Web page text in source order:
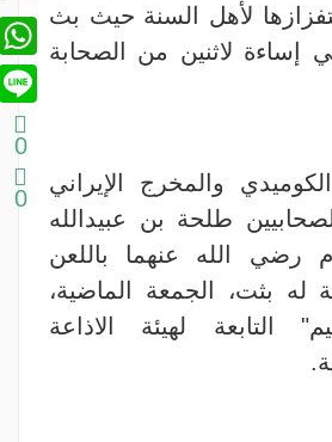
لأهل السنة حيث بث
إساءة لاثنين من الصحابة
والمخرج الإيراني
طلحة بن عبيدالله
رضي الله عنهما باللعن
بثت، الجمعة الماضية،
التابعة لهيئة الاذاعة
Line
0
0